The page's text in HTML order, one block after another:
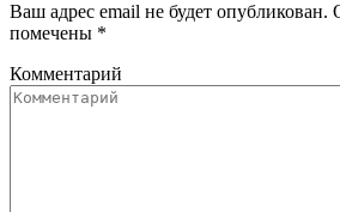
Ваш адрес email не будет опубликован.
помечены *
Комментарий